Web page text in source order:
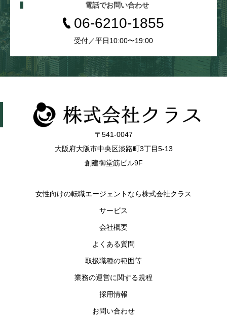
電話でお問い合わせ
06-6210-1855
受付／平日10:00〜19:00
〒541-0047
大阪府大阪市中央区淡路町3丁目5-13
創建御堂筋ビル9F
女性向けの転職エージェントなら株式会社クラス
サービス
会社概要
よくある質問
取扱職種の範囲等
業務の運営に関する規程
採用情報
お問い合わせ